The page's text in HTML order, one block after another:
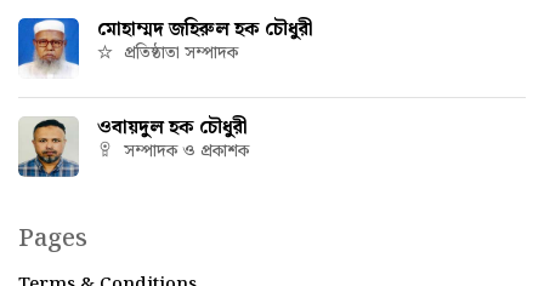
মোহাম্মদ জহিরুল হক চৌধুরী
প্রতিষ্ঠাতা সম্পাদক
ওবায়দুল হক চৌধুরী
সম্পাদক ও প্রকাশক
Pages